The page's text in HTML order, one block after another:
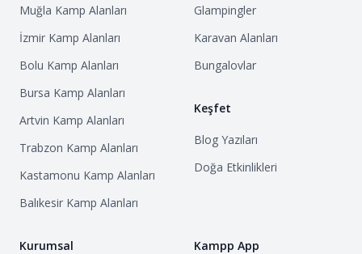
Muğla Kamp Alanları
İzmir Kamp Alanları
Bolu Kamp Alanları
Bursa Kamp Alanları
Artvin Kamp Alanları
Trabzon Kamp Alanları
Kastamonu Kamp Alanları
Balıkesir Kamp Alanları
Glampingler
Karavan Alanları
Bungalovlar
Keşfet
Blog Yazıları
Doğa Etkinlikleri
Kurumsal
Kampp App